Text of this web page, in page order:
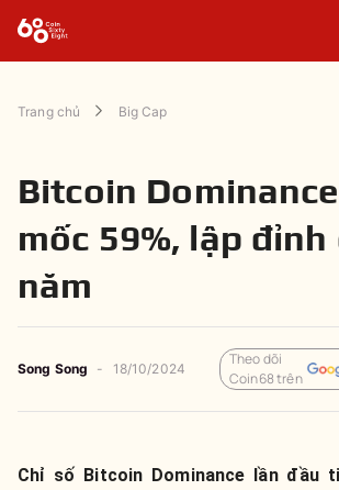
Trang chủ Big Cap
Bitcoin
mốc 59%, lập đỉnh
năm
Song Song - 18/10/2024
Theo dõi
Coin68 trên
Chỉ số Bitcoin Dominance lần đầu